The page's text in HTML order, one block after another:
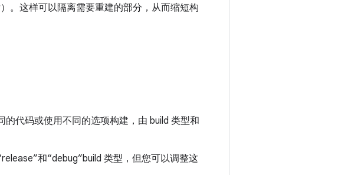
。这样可以隔离需要重建的部分，从而缩短构
的代码或使用不同的选项构建，由 build 类型和
和“debug”build 类型，但您可以调整这